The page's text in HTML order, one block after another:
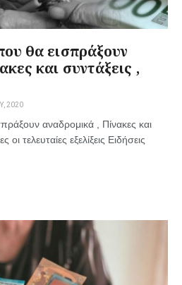
θα εισπράξουν
και συντάξεις ,
2020
αναδρομικά , Πίνακες και
τελευταίες εξελίξεις Ειδήσεις